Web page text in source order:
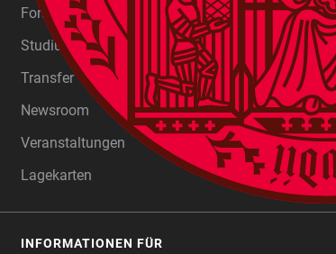
Forschung
Studium
Transfer
Newsroom
Veranstaltungen
Lagekarten
INFORMATIONEN FÜR